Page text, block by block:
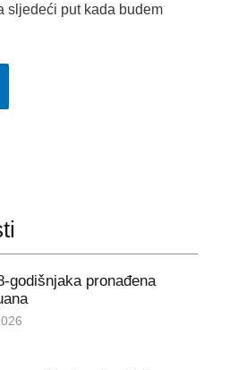
sljedeći put kada budem
godišnjaka pronađena